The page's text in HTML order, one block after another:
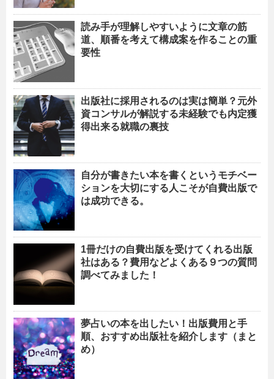
読み手が理解しやすいように文章の筋
道、順番を考えて構成案を作ることの重
要性
出版社に採用されるのは実は簡単？元外
資コンサルが解説する未経験でも内定獲
得出来る就職の裏技
自分が書きたい本を書くというモチベー
ションを大切にする人こそが自費出版で
は成功できる。
1冊だけの自費出版を受けてくれる出版
社はある？費用などよくある９つの質問
調べてみました！
夢占いの本を出したい！出版費用と手
順、おすすめ出版社を紹介します（まと
め）